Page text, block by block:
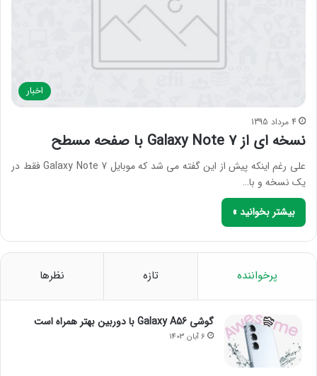
اخبار
4 مرداد 1395
نسخه ای از Galaxy Note 7 با صفحه مسطح
علی رغم اینکه پیش از این گفته می شد که موبایل Galaxy Note 7 فقط در
یک نسخه و با…
بیشتر بخوانید »
پرخواننده تازه نظرها
گوشی Galaxy A56 با دوربین بهتر همراه است
6 آبان 1403